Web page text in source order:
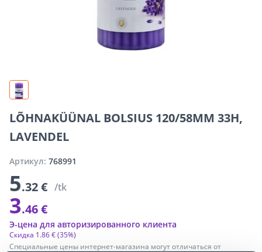
LÕHNAKÜÜNAL BOLSIUS 120/58MM 33H,
LAVENDEL
Артикул: 768991
5.32 € /tk
3.46 €
Специальные цены интернет-магазина могут отличаться от
Скидка 1.86 €(35%)
Э-цена для авторизированного клиента